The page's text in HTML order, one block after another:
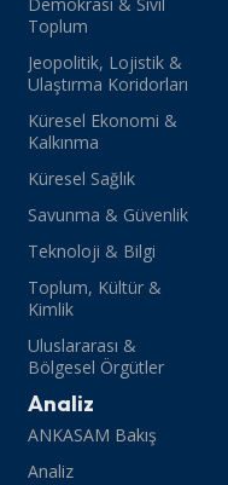
Toplum
Jeopolitik, Lojistik &
Ulaştırma Koridorları
Küresel Ekonomi &
Kalkınma
Küresel Sağlık
Savunma & Güvenlik
Teknoloji & Bilgi
Toplum, Kültür &
Kimlik
Uluslararası &
Bölgesel Örgütler
Analiz
ANKASAM Bakış
Analiz